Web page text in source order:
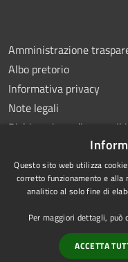
Amministrazione
Albo pretorio
Informativa privacy
Note legali
Dichiarazione di
RSS
Accessibilità
Questo sito web utilizza
corretto funzionamento e alla
analitico al solo fine di
Per maggiori dettagli, può
ACCETTA